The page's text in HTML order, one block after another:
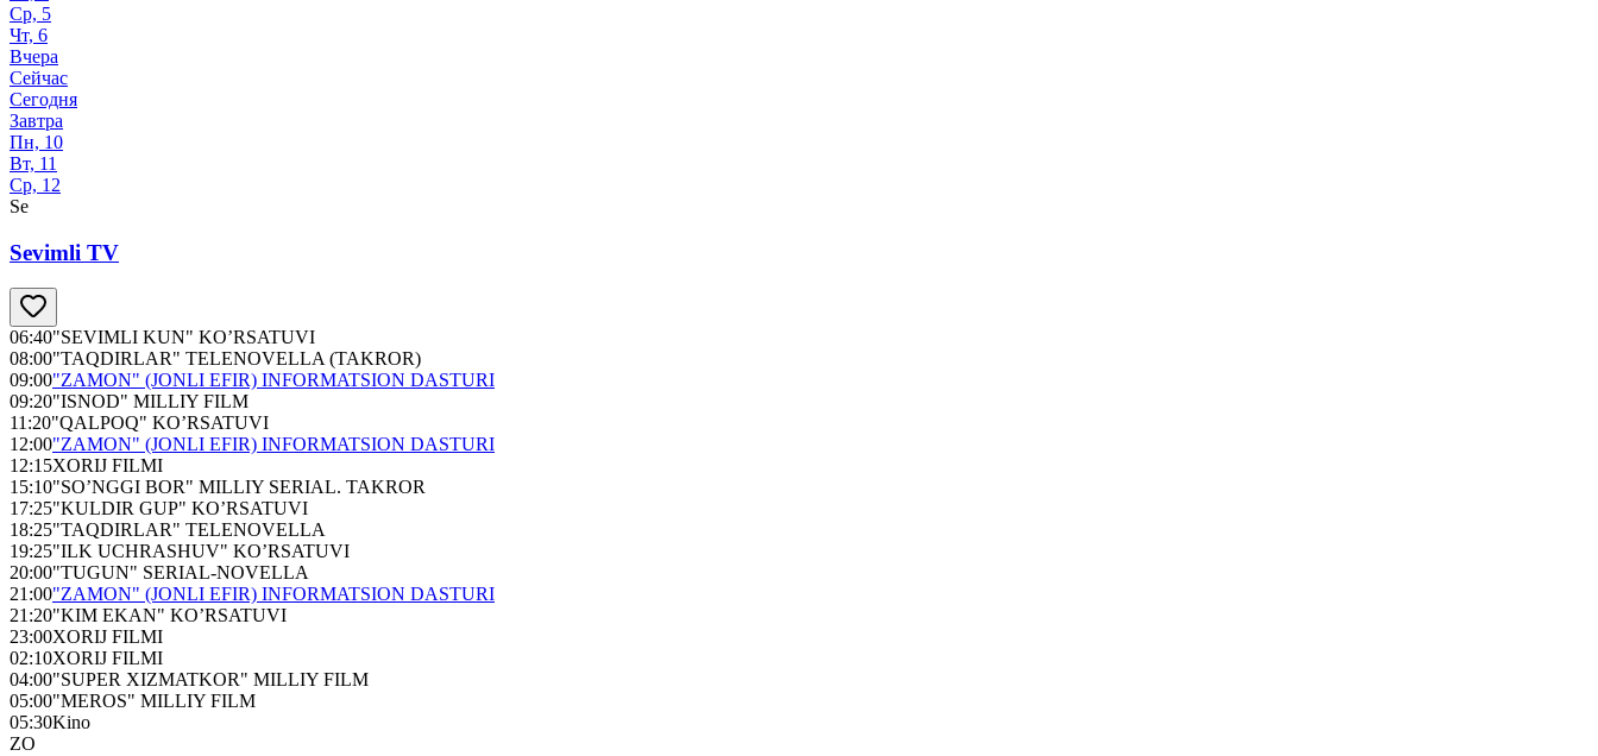
Ср, 5
Чт, 6
Вчера
Сейчас
Сегодня
Завтра
Пн, 10
Вт, 11
Ср, 12
Se
Sevimli TV
06:40"SEVIMLI KUN" KO’RSATUVI
08:00"TAQDIRLAR" TELENOVELLA (TAKROR)
09:00"ZAMON" (JONLI EFIR) INFORMATSION DASTURI
09:20"ISNOD" MILLIY FILM
11:20"QALPOQ" KO’RSATUVI
12:00"ZAMON" (JONLI EFIR) INFORMATSION DASTURI
12:15XORIJ FILMI
15:10"SO’NGGI BOR" MILLIY SERIAL. TAKROR
17:25"KULDIR GUP" KO’RSATUVI
18:25"TAQDIRLAR" TELENOVELLA
19:25"ILK UCHRASHUV" KO’RSATUVI
20:00"TUGUN" SERIAL-NOVELLA
21:00"ZAMON" (JONLI EFIR) INFORMATSION DASTURI
21:20"KIM EKAN" KO’RSATUVI
23:00XORIJ FILMI
02:10XORIJ FILMI
04:00"SUPER XIZMATKOR" MILLIY FILM
05:00"MEROS" MILLIY FILM
05:30Kino
ZO